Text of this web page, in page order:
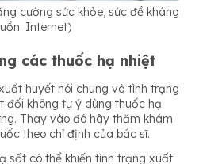
cường sức khỏe, sức đề kháng
Internet)
các thuốc hạ nhiệt
huyết nói chung và tình trạng
đối không tự ý dùng thuốc hạ
Thay vào đó hãy thăm khám
theo chỉ định của bác sĩ.
sốt có thể khiến tình trạng xuất